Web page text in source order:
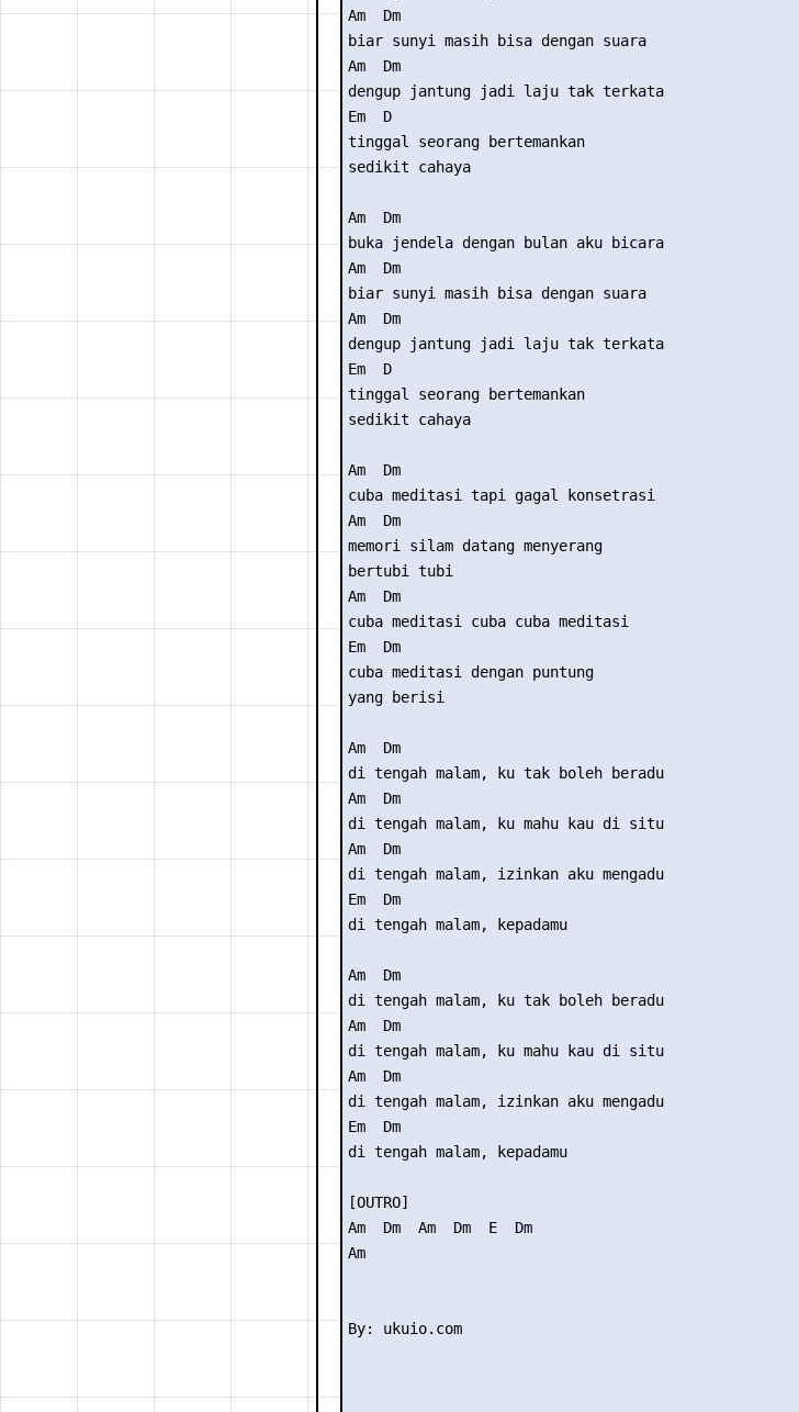
Am  Dm
biar sunyi masih bisa dengan suara
Am  Dm
dengup jantung jadi laju tak terkata
Em  D
tinggal seorang bertemankan
sedikit cahaya
Am  Dm
buka jendela dengan bulan aku bicara
Am  Dm
biar sunyi masih bisa dengan suara
Am  Dm
dengup jantung jadi laju tak terkata
Em  D
tinggal seorang bertemankan
sedikit cahaya
Am  Dm
cuba meditasi tapi gagal konsetrasi
Am  Dm
memori silam datang menyerang
bertubi tubi
Am  Dm
cuba meditasi cuba cuba meditasi
Em  Dm
cuba meditasi dengan puntung
yang berisi
Am  Dm
di tengah malam, ku tak boleh beradu
Am  Dm
di tengah malam, ku mahu kau di situ
Am  Dm
di tengah malam, izinkan aku mengadu
Em  Dm
di tengah malam, kepadamu
Am  Dm
di tengah malam, ku tak boleh beradu
Am  Dm
di tengah malam, ku mahu kau di situ
Am  Dm
di tengah malam, izinkan aku mengadu
Em  Dm
di tengah malam, kepadamu
[OUTRO]
Am  Dm  Am  Dm  E  Dm
Am